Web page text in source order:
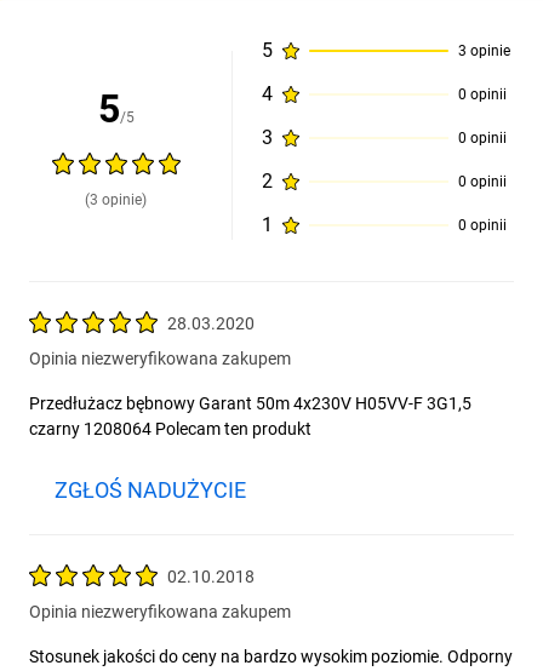
5/5
(3 opinie)
5 3 opinie
4 0 opinii
3 0 opinii
2 0 opinii
1 0 opinii
28.03.2020
Opinia niezweryfikowana zakupem
Przedłużacz bębnowy Garant 50m 4x230V H05VV-F 3G1,5
czarny 1208064 Polecam ten produkt
ZGŁOŚ NADUŻYCIE
02.10.2018
Opinia niezweryfikowana zakupem
Stosunek jakości do ceny na bardzo wysokim poziomie. Odporny